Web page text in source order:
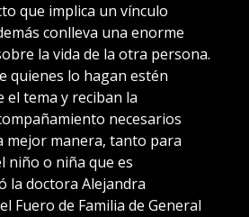
que implica un vínculo
conlleva una enorme
la vida de la otra persona.
quienes lo hagan estén
tema y reciban la
necesarios
mejor manera, tanto para
niño o niña que es
la doctora Alejandra
Fuero de Familia de General